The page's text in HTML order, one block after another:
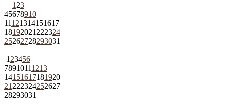
1 23
45678910
11121314151617
18192021 222324
25262728293031
1 23456
78910111213
14151617181920
21 222324252627
28293031